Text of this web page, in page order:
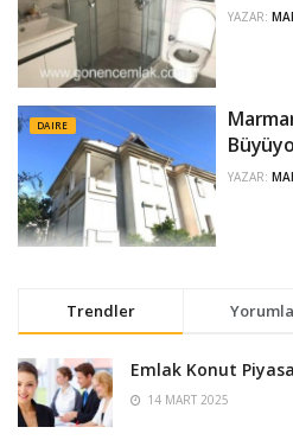
YAZAR:
DAIRE
YAZAR:
Trendler
Emlak Konut
14 MART 2025